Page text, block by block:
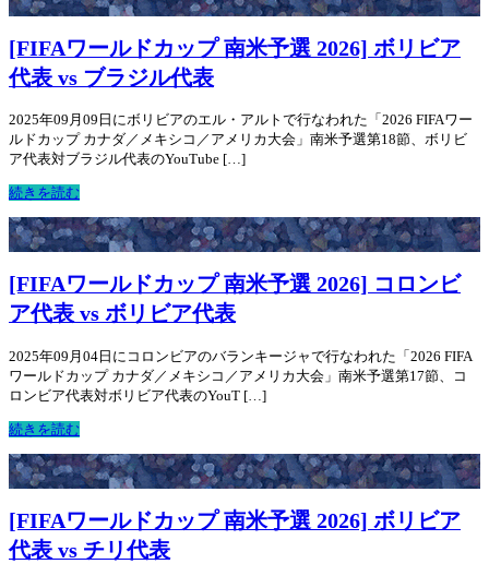
[FIFAワールドカップ 南米予選 2026] ボリビア
代表 vs ブラジル代表
2025年09月09日にボリビアのエル・アルトで行なわれた「2026 FIFAワー
ルドカップ カナダ／メキシコ／アメリカ大会」南米予選第18節、ボリビ
ア代表対ブラジル代表のYouTube […]
続きを読む
[FIFAワールドカップ 南米予選 2026] コロンビ
ア代表 vs ボリビア代表
2025年09月04日にコロンビアのバランキージャで行なわれた「2026 FIFA
ワールドカップ カナダ／メキシコ／アメリカ大会」南米予選第17節、コ
ロンビア代表対ボリビア代表のYouT […]
続きを読む
[FIFAワールドカップ 南米予選 2026] ボリビア
代表 vs チリ代表